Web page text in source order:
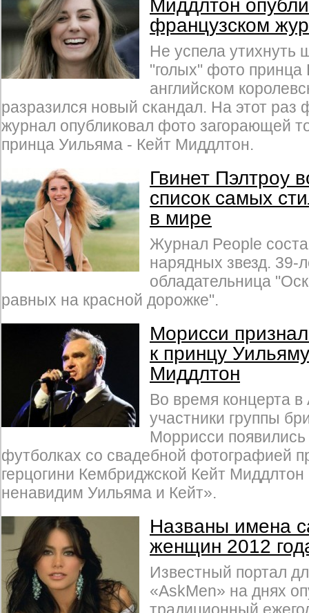
Миддлтон
французском
Не успела утихнуть
"голых" фото принца
английском
разразился новый скандал. На этот раз
журнал опубликовал фото загорающей
принца Уильяма - Кейт Миддлтон.
Гвинет Пэлтроу
список самых
в мире
Журнал People
нарядных звезд. 39-
обладательница
равных на красной дорожке".
Морисси
к принцу
Миддлтон
Во время концерта в
участники группы
Моррисси
футболках со свадебной фотографией
герцогини Кембриджской Кейт
ненавидим Уильяма и Кейт».
Названы имена
женщин 2012
Известный портал
«AskMen» на днях